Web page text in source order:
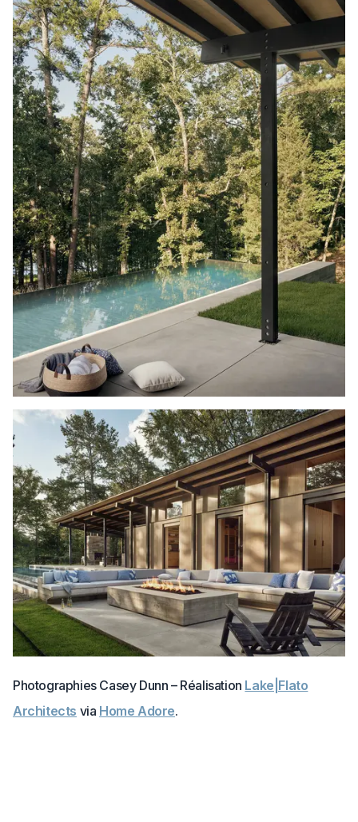
Photographies Casey Dunn – Réalisation Lake|Flato
Architects via Home Adore.